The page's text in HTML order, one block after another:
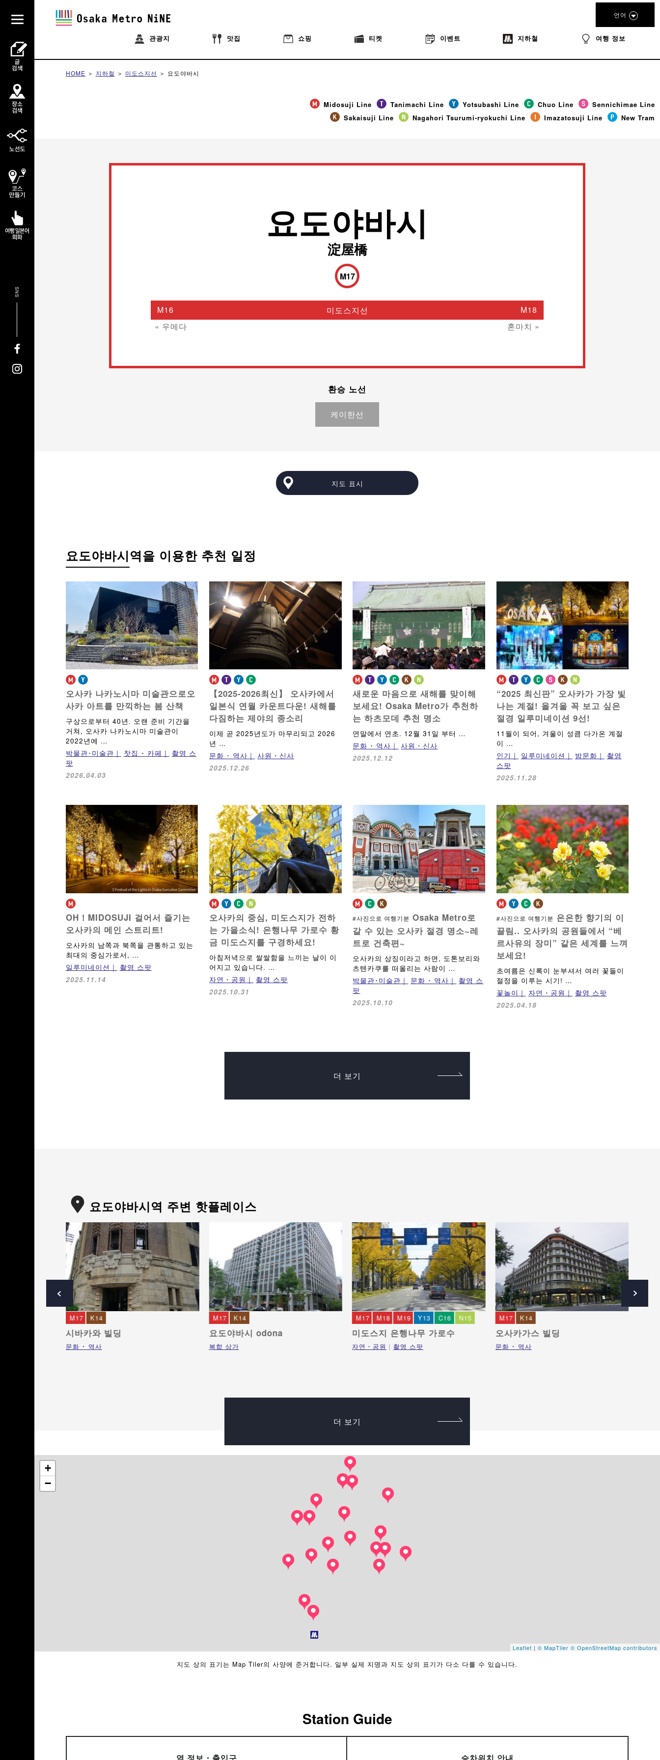
관광지 맛집 쇼핑 티켓 이벤트 지하철 여행 정보
언어
SNS
HOME 지하철 미도스지선 요도야바시
Midosuji Line Tanimachi Line Yotsubashi Line Chuo Line
Sennichimae Line
Sakaisuji Line
Nagahori Tsurumi-ryokuchi Line Imazatosuji Line New Tram
요도야바시
淀屋橋
M17
M16 미도스지선
M18
« 우메다
혼마치 »
환승 노선
케이한선
지도 표시
요도야바시역을 이용한 추천 일정
오사카 나카노시마 미술관으로오
사카 아트를 만끽하는 봄 산책
구상으로부터 40년. 오랜 준비 기간을
거쳐, 오사카 나카노시마 미술관이
2022년에 …
박물관･미술관
찻집 ･ 카페
촬영 스
팟
2026.04.03
【2025-2026최신】 오사카에서
일본식 연월 카운트다운!새해를
다짐하는 제야의 종소리
이제 곧 2025년도가 마무리되고 2026
년 …
문화 ･ 역사
사원・신사
2025.12.26
새로운 마음으로 새해를 맞이해
보세요!Osaka Metro가 추천하
는 하츠모데 추천 명소
연말에서 연초. 12월 31일 부터 …
문화 ･ 역사
사원・신사
2025.12.12
“2025 최신판” 오사카가 가장 빛
나는 계절! 올겨울 꼭 보고 싶은
절경 일루미네이션 9선!
11월이 되어, 겨울이 성큼 다가온 계절
이 …
인기
일루미네이션 밤문화
촬영
스팟
2025.11.28
OH！MIDOSUJI 걸어서 즐기는
오사카의 메인 스트리트!
오사카의 남쪽과 북쪽을 관통하고 있는
최대의 중심가로서, …
일루미네이션
촬영 스팟
2025.11.14
오사카의 중심, 미도스지가 전하
는 가을소식! 은행나무 가로수 황
금 미도스지를 구경하세요!
아침저녁으로 쌀쌀함을 느끼는 날이 이
어지고 있습니다. …
자연・공원
촬영 스팟
2025.10.31
#사진으로 여행기분 Osaka Metro로
갈 수 있는 오사카 절경 명소~레
트로 건축편~
오사카의 상징이라고 하면, 도톤보리와
츠텐카쿠를 떠올리는 사람이 …
박물관･미술관
문화 ･ 역사
촬영 스
팟
2025.10.10
#사진으로 여행기분 은은한 향기의 이
끌림.. 오사카의 공원들에서 “베
르사유의 장미” 같은 세계를 느껴
보세요!
초여름은 신록이 눈부셔서 여러 꽃들이
절정을 이루는 시기! …
꽃놀이
자연・공원 촬영 스팟
2025.04.18
더 보기
요도야바시역 주변 핫플레이스
M17 K14
시바카와 빌딩
문화 ･ 역사
M17 K14
요도야바시 odona
복합 상가
M17 M18 M19 Y13 C16 N15
미도스지 은행나무 가로수
자연・공원 촬영 스팟
M17 K14
오사카가스 빌딩
문화 ･ 역사
더 보기
+
−
Leaflet | © MapTiler © OpenStreetMap contributors
지도 상의 표기는 Map Tiler의 사양에 준거합니다. 일부 실제 지명과 지도 상의 표기가 다소 다를 수 있습니다.
Station Guide